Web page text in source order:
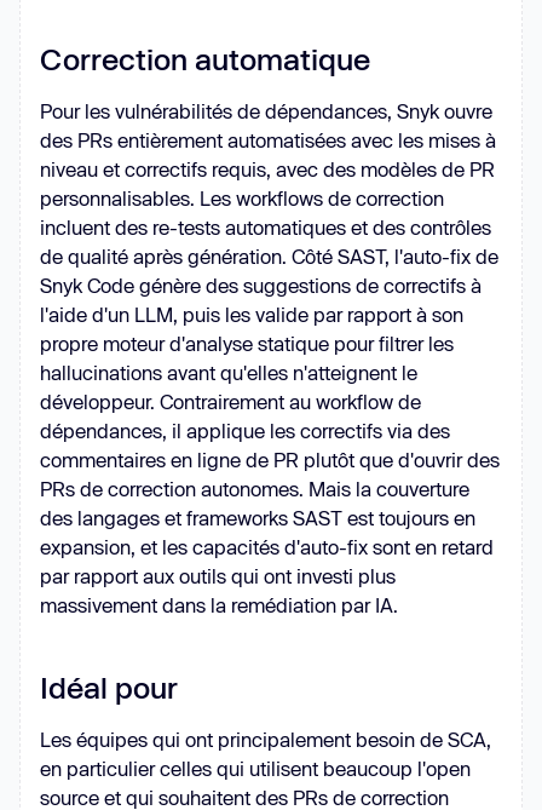
Correction automatique
Pour les vulnérabilités de dépendances, Snyk ouvre
des PRs entièrement automatisées avec les mises à
niveau et correctifs requis, avec des modèles de PR
personnalisables. Les workflows de correction
incluent des re-tests automatiques et des contrôles
de qualité après génération. Côté SAST, l'auto-fix de
Snyk Code génère des suggestions de correctifs à
l'aide d'un LLM, puis les valide par rapport à son
propre moteur d'analyse statique pour filtrer les
hallucinations avant qu'elles n'atteignent le
développeur. Contrairement au workflow de
dépendances, il applique les correctifs via des
commentaires en ligne de PR plutôt que d'ouvrir des
PRs de correction autonomes. Mais la couverture
des langages et frameworks SAST est toujours en
expansion, et les capacités d'auto-fix sont en retard
par rapport aux outils qui ont investi plus
massivement dans la remédiation par IA.
Idéal pour
Les équipes qui ont principalement besoin de SCA,
en particulier celles qui utilisent beaucoup l'open
source et qui souhaitent des PRs de correction